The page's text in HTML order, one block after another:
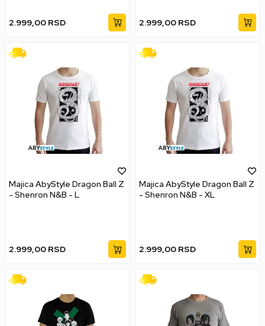
2.999,00 RSD 2.999,00 RSD
Majica AbyStyle Dragon Ball Z
- Shenron N&B - L
2.999,00 RSD
Majica AbyStyle Dragon Ball Z
- Shenron N&B - XL
2.999,00 RSD